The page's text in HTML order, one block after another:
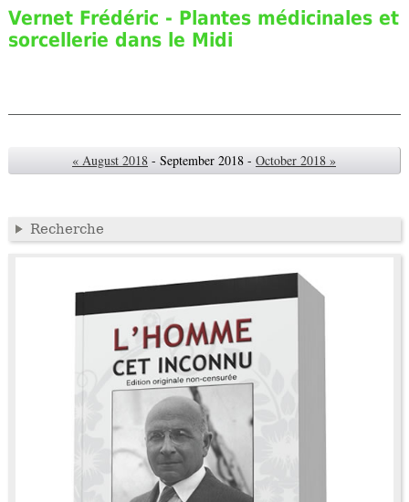
Vernet Frédéric - Plantes médicinales et
sorcellerie dans le Midi
« August 2018 - September 2018 - October 2018 »
Recherche